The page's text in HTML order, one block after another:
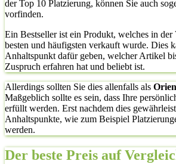
der Top 10 Platzierung, können Sie auch
vorfinden.
Ein Bestseller ist ein Produkt, welches in der
besten und häufigsten verkauft wurde. Dies
Anhaltspunkt dafür geben, welcher Artikel
Zuspruch erfahren hat und beliebt ist.
Allerdings sollten Sie dies allenfalls als
Maßgeblich sollte es sein, dass Ihre
erfüllt werden. Erst nachdem dies
Anhaltspunkte, wie zum Beispiel
werden.
Der beste Preis auf